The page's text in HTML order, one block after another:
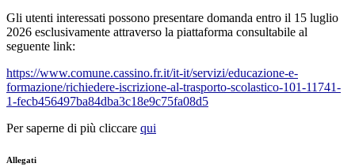
Gli utenti interessati possono presentare domanda entro il 15 luglio
2026 esclusivamente attraverso la piattaforma consultabile al
seguente link:
https://www.comune.cassino.fr.it/it-it/servizi/educazione-e-
formazione/richiedere-iscrizione-al-trasporto-scolastico-101-11741-
1-fecb456497ba84dba3c18e9c75fa08d5
Per saperne di più cliccare qui
Allegati